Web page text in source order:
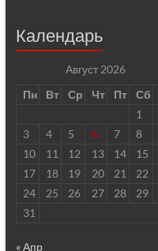
Календарь
Август 2026
Пн
Вт Ср Чт Пт Сб
1
3
4 5 6 7 8
10
11 12 13 14 15
17
18 19 20 21 22
24
25 26 27 28 29
31
« Апр